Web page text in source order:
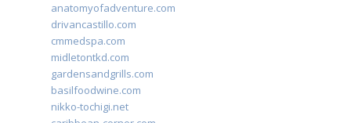
anatomyofadventure.com
drivancastillo.com
cmmedspa.com
midletontkd.com
gardensandgrills.com
basilfoodwine.com
nikko-tochigi.net